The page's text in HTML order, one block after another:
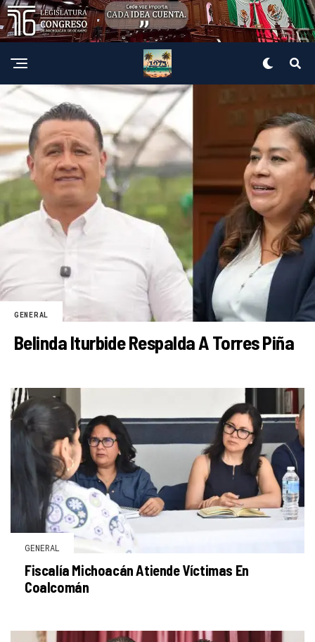
GENERAL
Belinda Iturbide Respalda A Torres Piña
GENERAL
Fiscalía Michoacán Atiende Víctimas En
Coalcomán